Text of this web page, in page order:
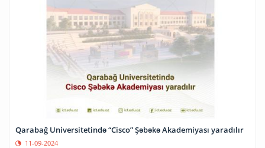
Qarabağ Universitetində “Cisco” Şəbəkə Akademiyası yaradılır
11-09-2024